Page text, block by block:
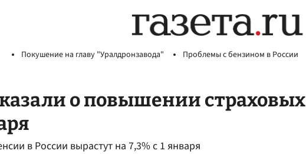
Покушение на главу "Уралдронзавода" Проблемы с бензином в России
о повышении страховых
в России вырастут на 7,3% с 1 января